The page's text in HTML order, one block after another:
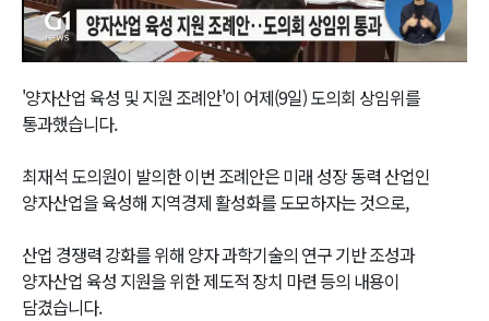
Video
'양자산업 육성 및 지원 조례안'이 어제(9일) 도의회 상임위를
통과했습니다.
최재석 도의원이 발의한 이번 조례안은 미래 성장 동력 산업인
양자산업을 육성해 지역경제 활성화를 도모하자는 것으로,
산업 경쟁력 강화를 위해 양자 과학기술의 연구 기반 조성과
양자산업 육성 지원을 위한 제도적 장치 마련 등의 내용이
담겼습니다.